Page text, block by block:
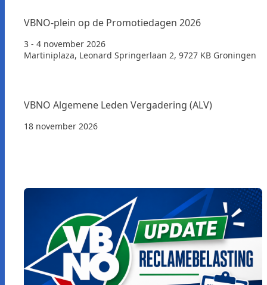
VBNO-plein op de Promotiedagen 2026
3 - 4 november 2026
Martiniplaza, Leonard Springerlaan 2, 9727 KB Groningen
VBNO Algemene Leden Vergadering (ALV)
18 november 2026